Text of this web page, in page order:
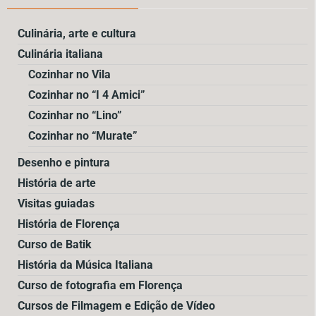
Culinária, arte e cultura
Culinária italiana
Cozinhar no Vila
Cozinhar no “I 4 Amici”
Cozinhar no “Lino”
Cozinhar no “Murate”
Desenho e pintura
História de arte
Visitas guiadas
História de Florença
Curso de Batik
História da Música Italiana
Curso de fotografia em Florença
Cursos de Filmagem e Edição de Vídeo